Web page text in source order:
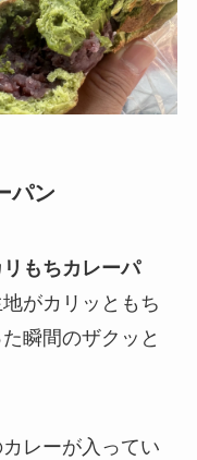
パン
リもちカレーパ
がカリッともち
瞬間のザクッと
レーが入ってい